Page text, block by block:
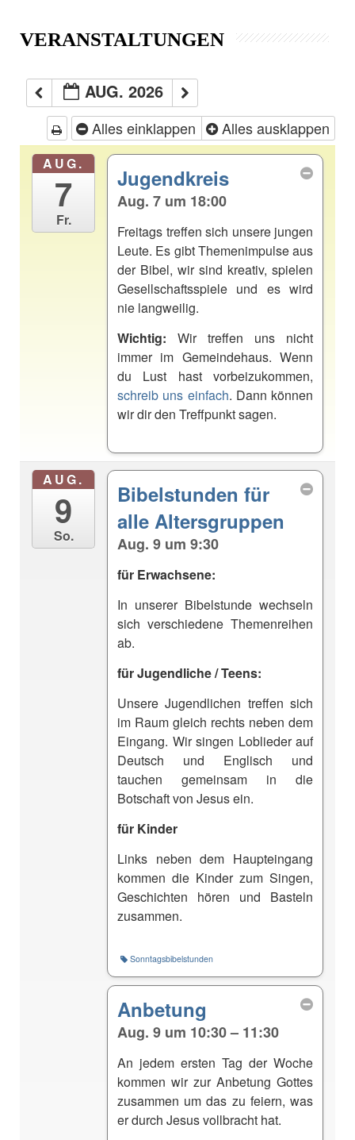
VERANSTALTUNGEN
AUG. 2026
Alles einklappen Alles ausklappen
AUG.
7
Fr.
Jugendkreis
Aug. 7 um 18:00
Freitags treffen sich unsere jungen
Leute. Es gibt Themenimpulse aus
der Bibel, wir sind kreativ, spielen
Gesellschaftsspiele und es wird
nie langweilig.
Wichtig: Wir treffen uns nicht
immer im Gemeindehaus. Wenn
du Lust hast vorbeizukommen,
schreib uns einfach. Dann können
wir dir den Treffpunkt sagen.
AUG.
9
So.
Bibelstunden für
alle Altersgruppen
Aug. 9 um 9:30
für Erwachsene:
In unserer Bibelstunde wechseln
sich verschiedene Themenreihen
ab.
für Jugendliche / Teens:
Unsere Jugendlichen treffen sich
im Raum gleich rechts neben dem
Eingang. Wir singen Loblieder auf
Deutsch und Englisch und
tauchen gemeinsam in die
Botschaft von Jesus ein.
für Kinder
Links neben dem Haupteingang
kommen die Kinder zum Singen,
Geschichten hören und Basteln
zusammen.
Sonntagsbibelstunden
Anbetung
Aug. 9 um 10:30 – 11:30
An jedem ersten Tag der Woche
kommen wir zur Anbetung Gottes
zusammen um das zu feiern, was
er durch Jesus vollbracht hat.